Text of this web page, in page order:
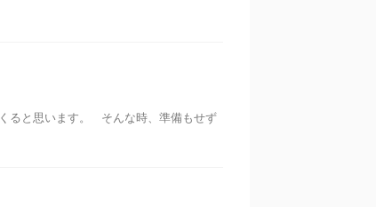
ると思います。 そんな時、準備もせず